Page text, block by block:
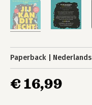
Paperback Nederlands
€ 16,99